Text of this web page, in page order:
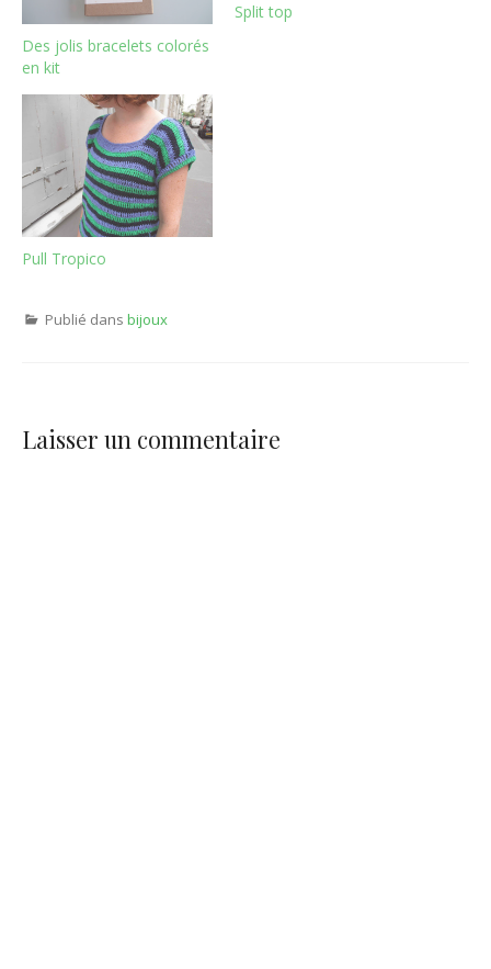
Des jolis bracelets colorés
en kit
Split top
Pull Tropico
Publié dans bijoux
Laisser un commentaire